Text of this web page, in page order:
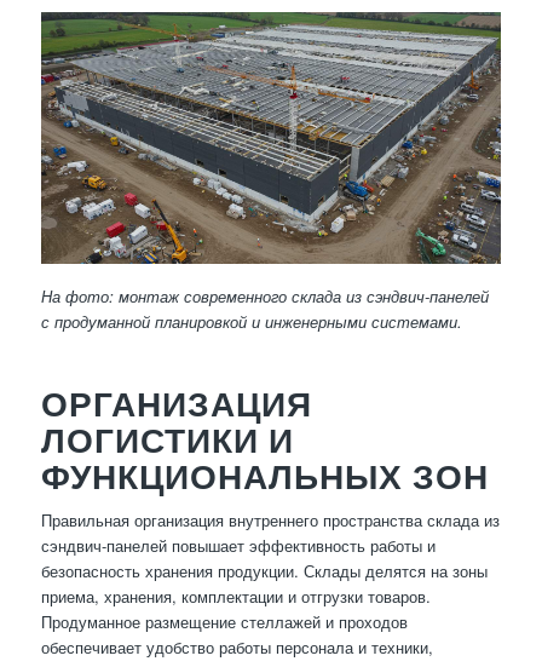
На фото: монтаж современного склада из сэндвич-панелей
с продуманной планировкой и инженерными системами.
ОРГАНИЗАЦИЯ
ЛОГИСТИКИ И
ФУНКЦИОНАЛЬНЫХ ЗОН
Правильная организация внутреннего пространства склада из
сэндвич-панелей повышает эффективность работы и
безопасность хранения продукции. Склады делятся на зоны
приема, хранения, комплектации и отгрузки товаров.
Продуманное размещение стеллажей и проходов
обеспечивает удобство работы персонала и техники,